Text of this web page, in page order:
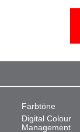
Farbtöne
Digital Colour
Management